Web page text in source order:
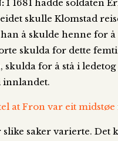
I 1681 hadde soldaten
skulle Klomstad
han å skulde henne for
skulda for dette
for å stå i
innlandet.
at Fron var eit
saker varierte. Det